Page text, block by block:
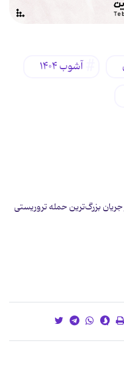
آشوب ۱۴۰۴
بزرگ‌ترین حمله تروریستی